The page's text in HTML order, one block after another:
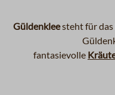
Güldenkleesteht für das
fantasievolle